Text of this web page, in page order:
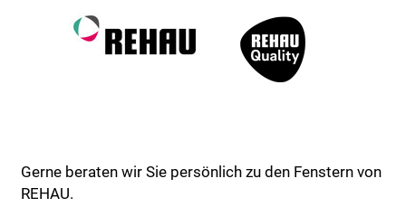
Gerne beraten wir Sie persönlich zu den Fenstern von
REHAU.